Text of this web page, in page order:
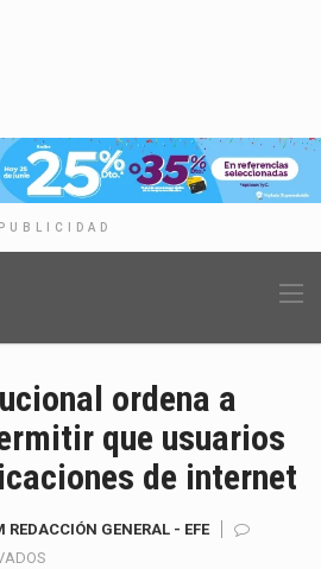
PUBLICIDAD
ordena a
que usuarios
de internet
REDACCIÓN GENERAL - EFE